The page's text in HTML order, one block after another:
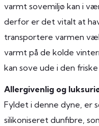
varmt sovemiljø kan i
derfor er det vitalt at
transportere varmen
varmt på de kolde
kan sove ude i den
Allergivenlig og
Fyldet i denne dyne, er
silikoniseret dunfibre,